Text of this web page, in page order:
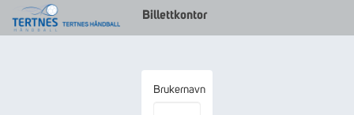
Billettkontor
Brukernavn